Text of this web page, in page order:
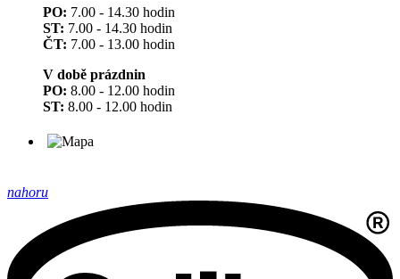
PO: 7.00 - 14.30 hodin
ST: 7.00 - 14.30 hodin
ČT: 7.00 - 13.00 hodin
V době prázdnin
PO: 8.00 - 12.00 hodin
ST: 8.00 - 12.00 hodin
nahoru